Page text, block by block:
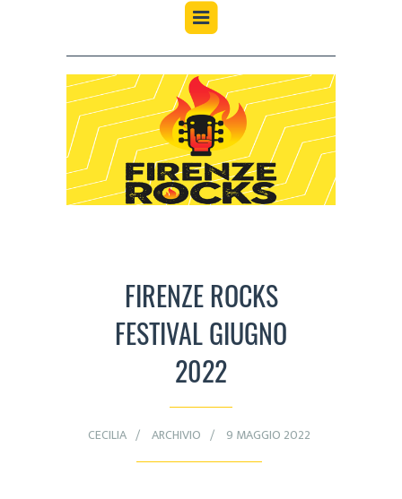
FIRENZE ROCKS
FESTIVAL GIUGNO
2022
CECILIA ARCHIVIO 9 MAGGIO 2022